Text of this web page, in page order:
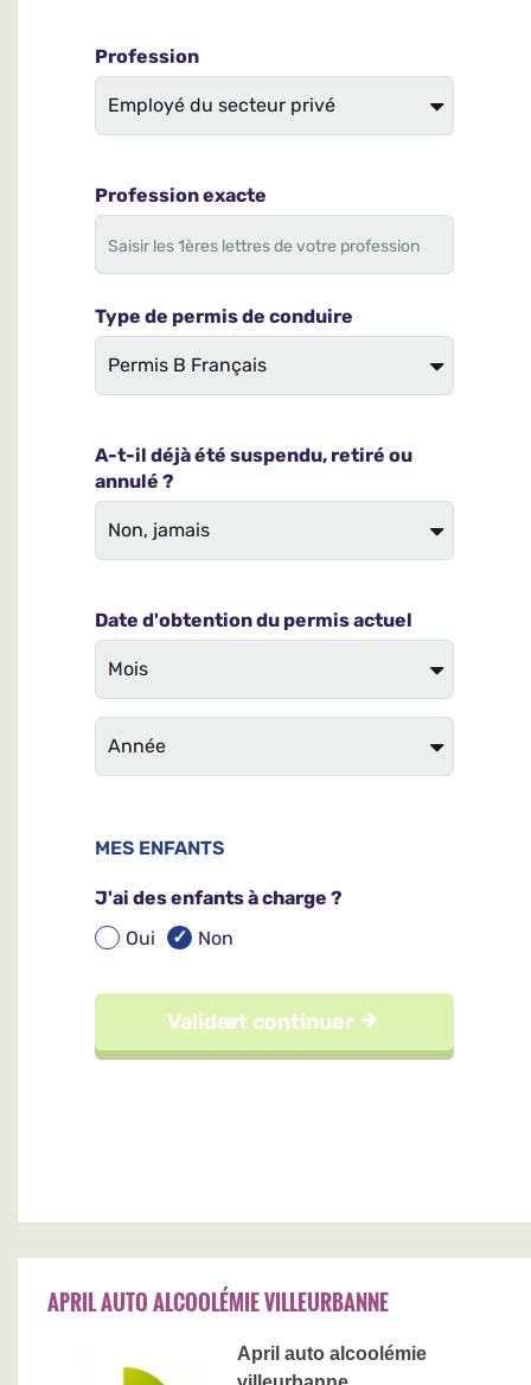
APRIL AUTO ALCOOLÉMIE VILLEURBANNE
April auto alcoolémie